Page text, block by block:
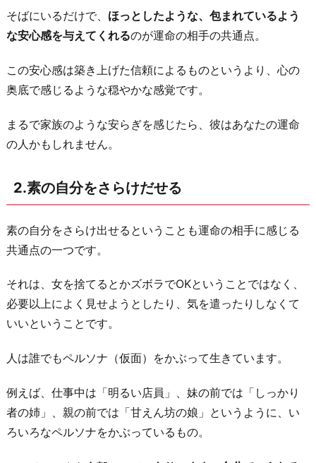
長
い
間
一
に
い
も
息
苦
し
な
ら
な
4.
マ
イ
ナ
そばにいるだけで、 ほっとしたような、包まれているよう
な安心感を与えてくれるのが運命の相手の共通点。
この安心感は築き上げた信頼によるものというより、心の
奥底で感じるような穏やかな感覚です。
まるで家族のような安らぎを感じたら、彼はあなたの運命
の人かもしれません。
2.素の自分をさらけだせる
素の自分をさらけ出せるということも運命の相手に感じる
共通点の一つです。
それは、女を捨てるとかズボラでOKということではなく、
必要以上によく見せようとしたり、気を遣ったりしなくて
いいということです。
人は誰でもペルソナ（仮面）をかぶって生きています。
例えば、仕事中は「明るい店員」、妹の前では「しっかり
者の姉」、親の前では「甘えん坊の娘」というように、い
ろいろなペルソナをかぶっているもの。